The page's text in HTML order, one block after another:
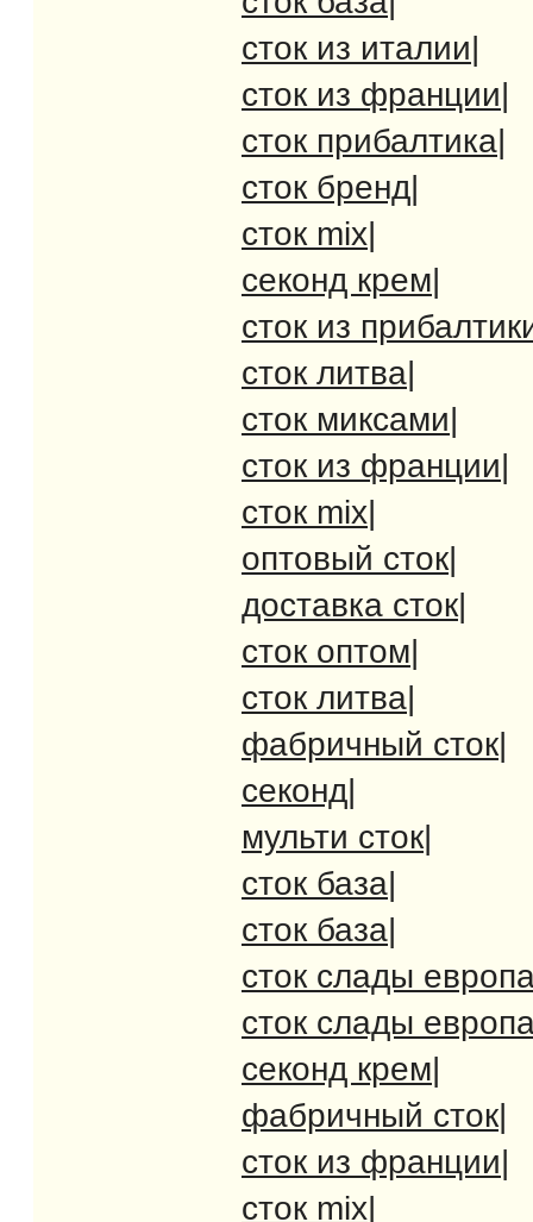
сток из италии|
сток из франции|
сток прибалтика|
сток бренд|
сток mix|
секонд крем|
сток из
сток литва|
сток миксами|
сток из франции|
сток mix|
оптовый сток|
доставка сток|
сток оптом|
сток литва|
фабричный сток|
секонд|
мульти сток|
сток база|
сток база|
сток слады
сток слады
секонд крем|
фабричный сток|
сток из франции|
сток mix|